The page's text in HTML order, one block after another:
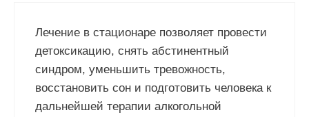
Лечение в стационаре позволяет провести
детоксикацию, снять абстинентный
синдром, уменьшить тревожность,
восстановить сон и подготовить человека к
дальнейшей терапии алкогольной